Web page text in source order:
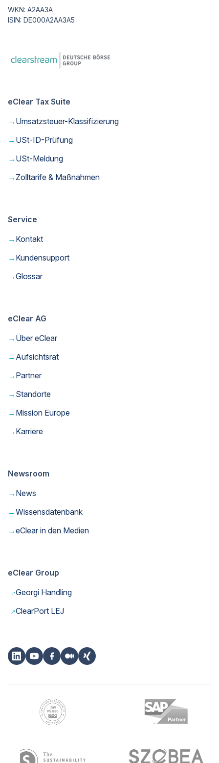
WKN: A2AA3A
ISIN: DE000A2AA3A5
eClear Tax Suite
→ Umsatzsteuer-Klassifizierung
→ USt-ID-Prüfung
→ USt-Meldung
→ Zolltarife & Maßnahmen
Service
→ Kontakt
→ Kundensupport
→Glossar
eClear AG
→ Über eClear
→ Aufsichtsrat
→ Partner
→ Standorte
→ Mission Europe
→ Karriere
Newsroom
→ News
→Wissensdatenbank
→eClear in den Medien
eClear Group
→Georgi Handling
→ClearPort LEJ